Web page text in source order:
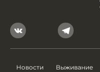
Новости Выживание